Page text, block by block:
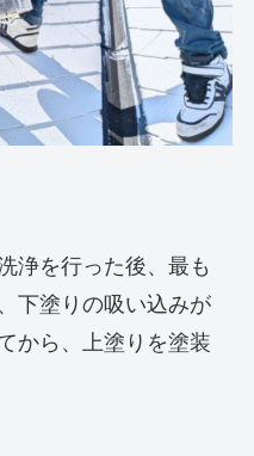
浄を行った後、最も
下塗りの吸い込みが
から、上塗りを塗装